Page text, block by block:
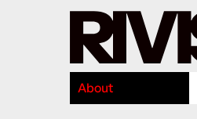
About